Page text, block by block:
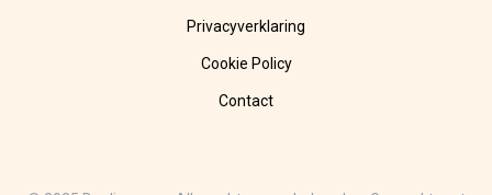
Privacyverklaring
Cookie Policy
Contact